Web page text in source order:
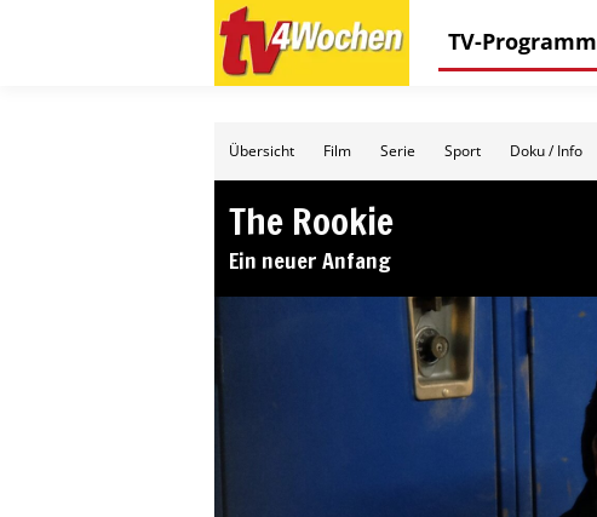
TV-Programm
Übersicht Film Serie Sport Doku / Info
The Rookie
Ein neuer Anfang